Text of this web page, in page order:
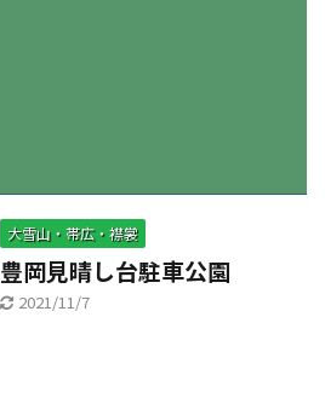
大雪山・帯広・襟裳
豊岡見晴し台駐車公園
2021/11/7